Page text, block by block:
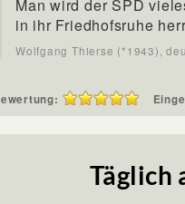
Man wird der SPD
in ihr Friedhofsruhe
Wolfgang Thierse (*1943),